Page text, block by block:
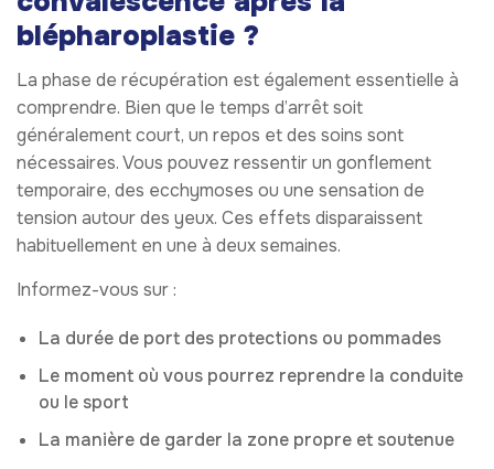
blépharoplastie ?
La phase de récupération est également essentielle à
comprendre. Bien que le temps d’arrêt soit
généralement court, un repos et des soins sont
nécessaires. Vous pouvez ressentir un gonflement
temporaire, des ecchymoses ou une sensation de
tension autour des yeux. Ces effets disparaissent
habituellement en une à deux semaines.
Informez-vous sur :
La durée de port des protections ou pommades
Le moment où vous pourrez reprendre la conduite
ou le sport
La manière de garder la zone propre et soutenue